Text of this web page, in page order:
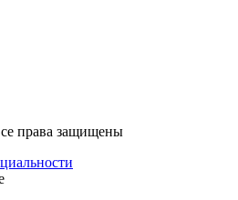
права защищены